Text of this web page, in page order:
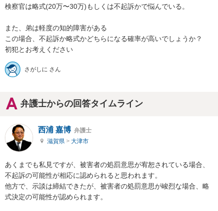
検察官は略式(20万〜30万)もしくは不起訴かで悩んでいる。
また、弟は軽度の知的障害がある
この場合、不起訴か略式かどちらになる確率が高いでしょうか？
初犯とお考えください
さがしに さん
弁護士からの回答タイムライン
西浦 嘉博 弁護士
滋賀県 > 大津市
あくまでも私見ですが、被害者の処罰意思が宥恕されている場合、
不起訴の可能性が相応に認められると思われます。
他方で、示談は締結できたが、被害者の処罰意思が峻烈な場合、略
式決定の可能性が認められます。